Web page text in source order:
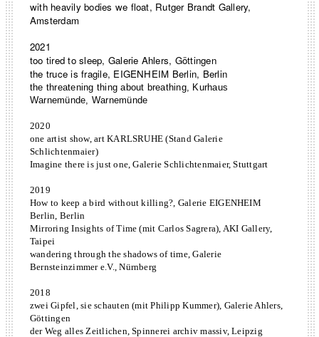
with heavily bodies we float, Rutger Brandt Gallery,
Amsterdam
2021
too tired to sleep, Galerie Ahlers, Göttingen
the truce is fragile, EIGENHEIM Berlin, Berlin
the threatening thing about breathing, Kurhaus
Warnemünde, Warnemünde
2020
one artist show, art KARLSRUHE (Stand Galerie
Schlichtenmaier)
Imagine there is just one, Galerie Schlichtenmaier, Stuttgart
2019
How to keep a bird without killing?, Galerie EIGENHEIM
Berlin, Berlin
Mirroring Insights of Time (mit Carlos Sagrera), AKI Gallery,
Taipei
wandering through the shadows of time, Galerie
Bernsteinzimmer e.V., Nürnberg
2018
zwei Gipfel, sie schauten (mit Philipp Kummer), Galerie Ahlers,
Göttingen
der Weg alles Zeitlichen, Spinnerei archiv massiv, Leipzig